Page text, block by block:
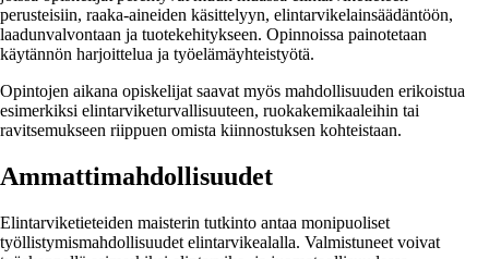
perusteisiin, raaka-aineiden käsittelyyn, elintarvikelainsäädäntöön,
laadunvalvontaan ja tuotekehitykseen. Opinnoissa painotetaan
käytännön harjoittelua ja työelämäyhteistyötä.
Opintojen aikana opiskelijat saavat myös mahdollisuuden erikoistua
esimerkiksi elintarviketurvallisuuteen, ruokakemikaaleihin tai
ravitsemukseen riippuen omista kiinnostuksen kohteistaan.
Ammattimahdollisuudet
Elintarviketieteiden maisterin tutkinto antaa monipuoliset
työllistymismahdollisuudet elintarvikealalla. Valmistuneet voivat